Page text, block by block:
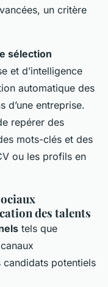
un critère
sélection
et d’intelligence
automatique des
d’une entreprise.
repérer des
mots-clés et des
ou les profils en
des talents
tels que
potentiels